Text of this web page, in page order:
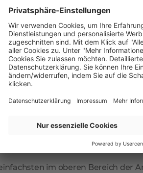
vor Ort in unseren Filialen
geliefert. Falls Sie
eine separate Lieferadresse zur
nimmt der
finden Sie dann in Ihrem
im oberen Bereich der